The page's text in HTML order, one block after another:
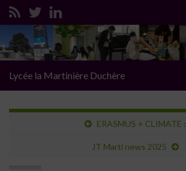
Search for:
Lycée la Martinière Duchère
ERASMUS + CLIMATE :
JT Marti news 2025